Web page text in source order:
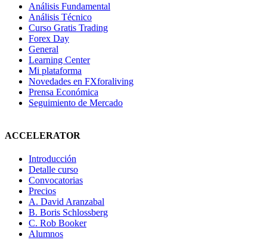
Análisis Fundamental
Análisis Técnico
Curso Gratis Trading
Forex Day
General
Learning Center
Mi plataforma
Novedades en FXforaliving
Prensa Económica
Seguimiento de Mercado
ACCELERATOR
Introducción
Detalle curso
Convocatorias
Precios
A. David Aranzabal
B. Boris Schlossberg
C. Rob Booker
Alumnos